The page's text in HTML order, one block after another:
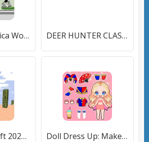
Eggs Electronica Wolf and Hare DEER HUNTER CLASSIC
New Maxi Craft 2020: Crafting Game Doll Dress Up: Makeup Games